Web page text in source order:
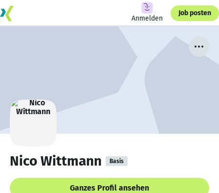
Anmelden
Job posten
Nico Wittmann Basis
Ganzes Profil ansehen